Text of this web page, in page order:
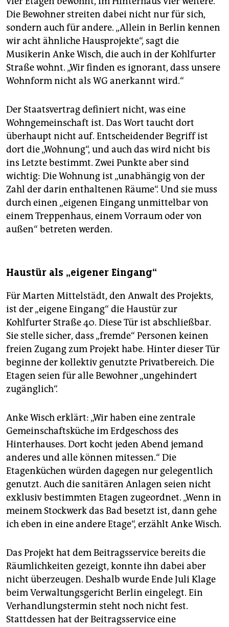
Die Bewohner streiten dabei nicht nur für sich,
sondern auch für andere. „Allein in Berlin kennen
wir acht ähnliche Hausprojekte“, sagt die
Musikerin Anke Wisch, die auch in der Kohlfurter
Straße wohnt. „Wir finden es ignorant, dass unsere
Wohnform nicht als WG anerkannt wird.“
Der Staatsvertrag definiert nicht, was eine
Wohngemeinschaft ist. Das Wort taucht dort
überhaupt nicht auf. Entscheidender Begriff ist
dort die „Wohnung“, und auch das wird nicht bis
ins Letzte bestimmt. Zwei Punkte aber sind
wichtig: Die Wohnung ist „unabhängig von der
Zahl der darin enthaltenen Räume“. Und sie muss
durch einen „eigenen Eingang unmittelbar von
einem Treppenhaus, einem Vorraum oder von
außen“ betreten werden.
Haustür als „eigener Eingang“
Für Marten Mittelstädt, den Anwalt des Projekts,
ist der „eigene Eingang“ die Haustür zur
Kohlfurter Straße 40. Diese Tür ist abschließbar.
Sie stelle sicher, dass „fremde“ Personen keinen
freien Zugang zum Projekt habe. Hinter dieser Tür
beginne der kollektiv genutzte Privatbereich. Die
Etagen seien für alle Bewohner „ungehindert
zugänglich“.
Anke Wisch erklärt: „Wir haben eine zentrale
Gemeinschaftsküche im Erdgeschoss des
Hinterhauses. Dort kocht jeden Abend jemand
anderes und alle können mitessen.“ Die
Etagenküchen würden dagegen nur gelegentlich
genutzt. Auch die sanitären Anlagen seien nicht
exklusiv bestimmten Etagen zugeordnet. „Wenn in
meinem Stockwerk das Bad besetzt ist, dann gehe
ich eben in eine andere Etage“, erzählt Anke Wisch.
Das Projekt hat dem Beitragsservice bereits die
Räumlichkeiten gezeigt, konnte ihn dabei aber
nicht überzeugen. Deshalb wurde Ende Juli Klage
beim Verwaltungsgericht Berlin eingelegt. Ein
Verhandlungstermin steht noch nicht fest.
Stattdessen hat der Beitragsservice eine